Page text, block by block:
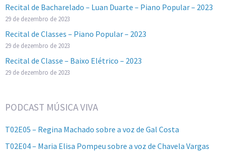
Recital de Bacharelado – Luan Duarte – Piano Popular – 2023
29 de dezembro de 2023
Recital de Classes – Piano Popular – 2023
29 de dezembro de 2023
Recital de Classe – Baixo Elétrico – 2023
29 de dezembro de 2023
PODCAST MÚSICA VIVA
T02E05 – Regina Machado sobre a voz de Gal Costa
T02E04 – Maria Elisa Pompeu sobre a voz de Chavela Vargas